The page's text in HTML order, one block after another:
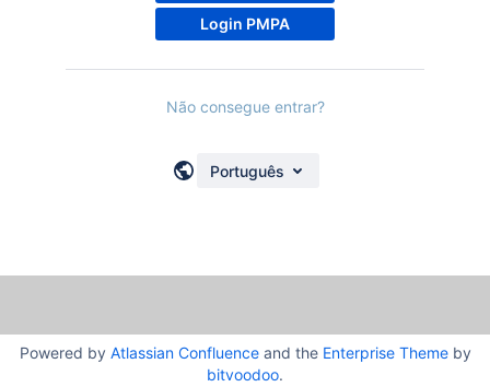
Login PMPA
Não consegue entrar?
Português
Powered by Atlassian Confluenceand the Enterprise Themeby
bitvoodoo.